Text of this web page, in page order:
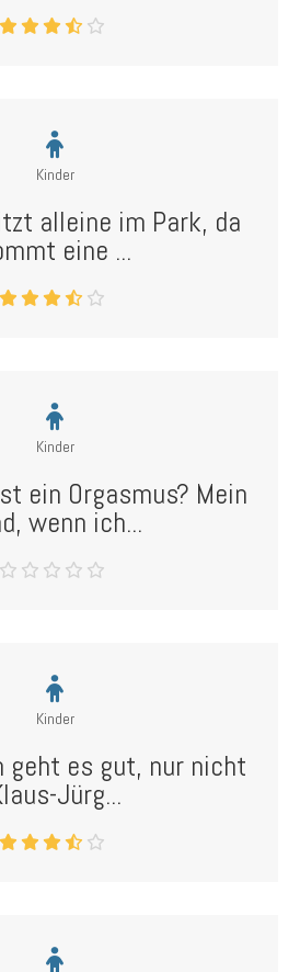
Kinder
alleine im Park, da
eine ...
Kinder
ein Orgasmus? Mein
wenn ich...
Kinder
geht es gut, nur nicht
Jürg...